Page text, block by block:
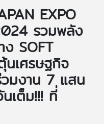
EXPO
รวมพลัง
SOFT
นเศรษฐกิจ
มงาน 7 แสน
เต็ม!!! ที่